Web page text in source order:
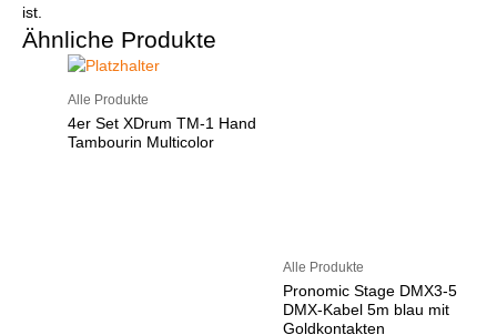
ist.
Ähnliche Produkte
Alle Produkte
4er Set XDrum TM-1 Hand
Tambourin Multicolor
Alle Produkte
Pronomic Stage DMX3-5
DMX-Kabel 5m blau mit
Goldkontakten